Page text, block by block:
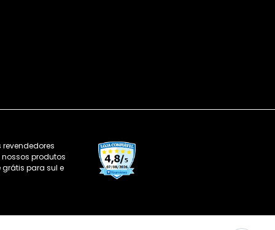
nossos produtos
para sul e